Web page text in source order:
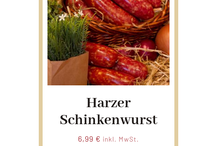
Harzer
Schinkenwurst
6,99 € inkl. MwSt.